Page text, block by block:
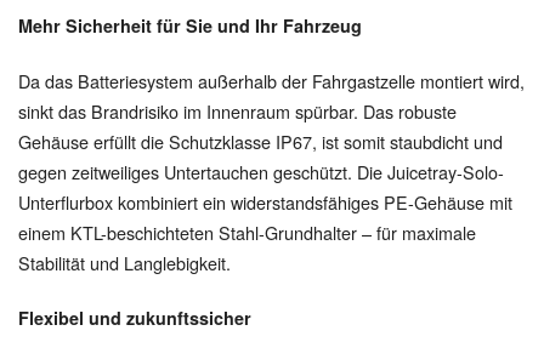
Mehr Sicherheit für Sie und Ihr Fahrzeug
Da das Batteriesystem außerhalb der Fahrgastzelle montiert wird,
sinkt das Brandrisiko im Innenraum spürbar. Das robuste
Gehäuse erfüllt die Schutzklasse IP67, ist somit staubdicht und
gegen zeitweiliges Untertauchen geschützt. Die Juicetray-Solo-
Unterflurbox kombiniert ein widerstandsfähiges PE-Gehäuse mit
einem KTL-beschichteten Stahl-Grundhalter – für maximale
Stabilität und Langlebigkeit.
Flexibel und zukunftssicher